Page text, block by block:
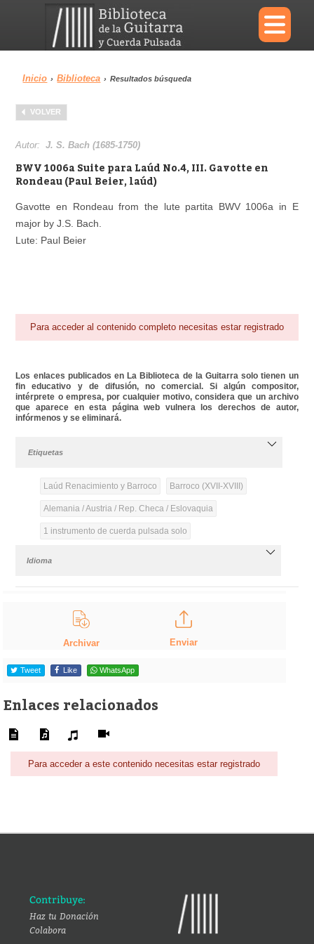
×
Menu
Biblioteca
Inicio › Biblioteca › Resultados búsqueda
VOLVER
Autor:J. S. Bach (1685-1750)
BWV 1006a Suite para Laúd No.4, III. Gavotte en
Rondeau (Paul Beier, laúd)
Gavotte en Rondeau from the lute partita BWV 1006a in E
major by J.S. Bach.
Lute: Paul Beier
Para acceder al contenido completo necesitas estar registrado
Los enlaces publicados en La Biblioteca de la Guitarra solo tienen un
fin educativo y de difusión, no comercial. Si algún compositor,
intérprete o empresa, por cualquier motivo, considera que un archivo
que aparece en esta página web vulnera los derechos de autor,
infórmenos y se eliminará.
Etiquetas
Laúd Renacimiento y Barroco Barroco (XVII-XVIII)
Alemania / Austria / Rep. Checa / Eslovaquia
1 instrumento de cuerda pulsada solo
Idioma
Archivar Enviar
Tweet Like WhatsApp
Enlaces relacionados
Para acceder a este contenido necesitas estar registrado
Contribuye:
Haz tu Donación
Colabora